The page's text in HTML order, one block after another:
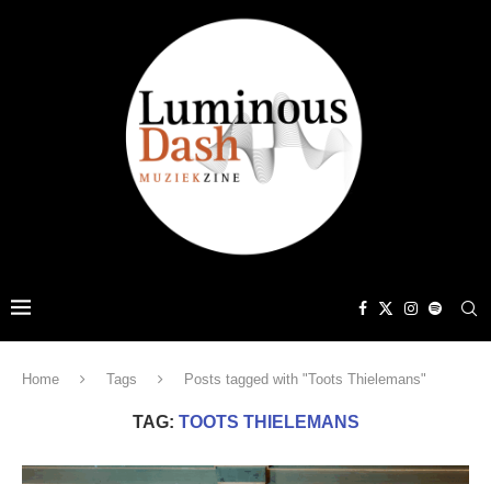
Home Tags Posts tagged with "Toots Thielemans"
TAG: TOOTS THIELEMANS